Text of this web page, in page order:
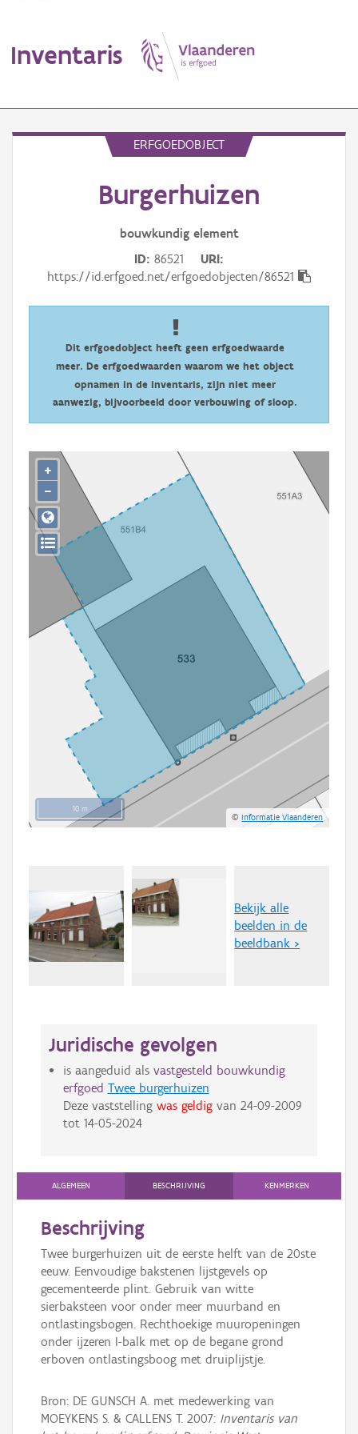
Inventaris
Persoon of collectief
Downloads
Aanmelden
ERFGOEDOBJECT
Burgerhuizen
bouwkundig element
ID 86521
URI
https://id.erfgoed.net/erfgoedobjecten/86521
Dit erfgoedobject heeft geen erfgoedwaarde
meer. De erfgoedwaarden waarom we het object
opnamen in de inventaris, zijn niet meer
aanwezig, bijvoorbeeld door verbouwing of sloop.
10 m
©Informatie Vlaanderen
+
−
Bekijk alle
beelden in de
beeldbank >
Juridische gevolgen
is aangeduid als vastgesteld bouwkundig
erfgoed Twee burgerhuizen
Deze vaststelling was geldigvan 24-09-2009
tot 14-05-2024
ALGEMEEN BESCHRIJVING KENMERKEN
Beschrijving
Twee burgerhuizen uit de eerste helft van de 20ste
eeuw. Eenvoudige bakstenen lijstgevels op
gecementeerde plint. Gebruik van witte
sierbaksteen voor onder meer muurband en
ontlastingsbogen. Rechthoekige muuropeningen
onder ijzeren I-balk met op de begane grond
erboven ontlastingsboog met druiplijstje.
Bron: DE GUNSCH A. met medewerking van
MOEYKENS S. & CALLENS T. 2007: Inventaris van